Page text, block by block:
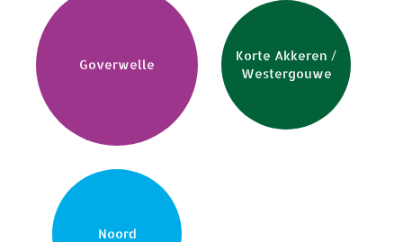
Goverwelle
Korte Akkeren /
Westergouwe
Noord